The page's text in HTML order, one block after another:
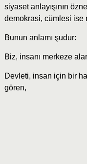
siyaset anlayışının
demokrasi, cümlesi ise
Bunun anlamı şudur:
Biz, insanı merkeze
Devleti, insan için bir
gören,